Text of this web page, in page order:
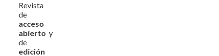
Revista
de
acceso
abierto y
de
edición